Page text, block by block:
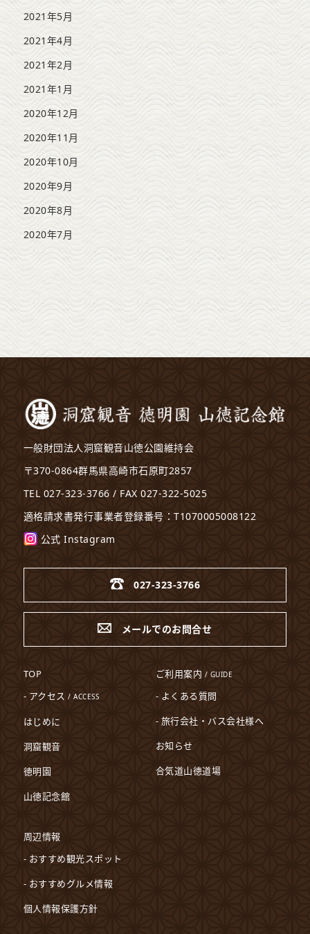
2021年5月
2021年4月
2021年2月
2021年1月
2020年12月
2020年11月
2020年10月
2020年9月
2020年8月
2020年7月
一般財団法人洞窟観音山徳公園維持会
〒370-0864群馬県高崎市石原町2857
TEL 027-323-3766 / FAX 027-322-5025
適格請求書発行事業者登録番号：T1070005008122
公式 Instagram
027-323-3766
メールでのお問合せ
TOP
- アクセス / ACCESS
はじめに
洞窟観音
徳明園
山徳記念館
ご利用案内 / GUIDE
- よくある質問
- 旅行会社・バス会社様へ
お知らせ
合気道山徳道場
周辺情報
- おすすめ観光スポット
- おすすめグルメ情報
個人情報保護方針